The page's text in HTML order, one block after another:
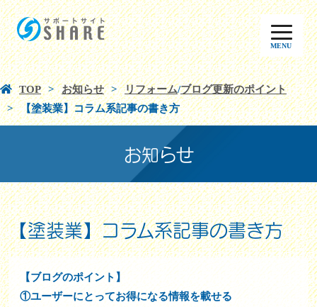
MENU
TOP お知らせ リフォーム/ブログ更新のポイント
【塗装業】コラム系記事の書き方
お知らせ
【塗装業】コラム系記事の書き方
【ブログのポイント】
①ユーザーにとってお得になる情報を載せる